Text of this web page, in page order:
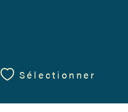
Sélectionner